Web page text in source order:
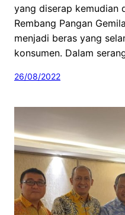
yang diserap kemudian
Rembang Pangan
menjadi beras yang
konsumen. Dalam
26/08/2022